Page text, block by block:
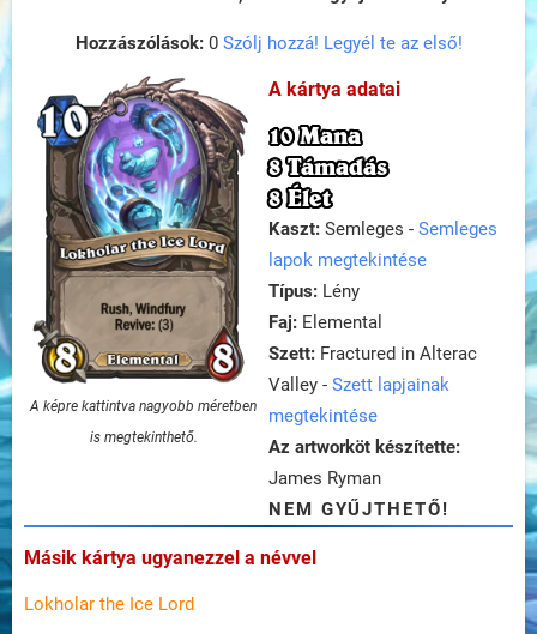
Hozzászólások:0 Szólj hozzá! Legyél te az első!
A képre kattintva nagyobb méretben
is megtekinthető.
A kártya adatai
10 Mana
8 Támadás
8 Élet
Kaszt: Semleges - Semleges
lapok megtekintése
Típus: Lény
Faj: Elemental
Szett: Fractured in Alterac
Valley - Szett lapjainak
megtekintése
Az artworköt készítette:
James Ryman
NEM GYŰJTHETŐ!
Másik kártya ugyanezzel a névvel
Lokholar the Ice Lord